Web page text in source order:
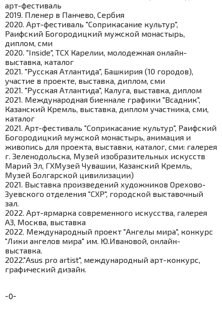
арт-фестиваль
2019. Пленер в Панчево, Сербия
2020. Арт-фестиваль "Соприкасание культур",
Раифский Богородицкий мужской монастырь,
диплом, сми
2020. "Inside", ТСХ Карелии, молодежная онлайн-
выставка, каталог
2021. "Русская Атлантида", Башкирия (10 городов),
участие в проекте, выставка, диплом, сми
2021. "Русская Атлантида", Калуга, выставка, диплом
2021. Международная биеннале графики "Всадник",
Казанский Кремль, выставка, диплом участника, сми,
каталог
2021. Арт-фестиваль "Соприкасание культур", Раифский
Богородицкий мужской монастырь, анимация и
живопись для проекта, выставки, каталог, сми: галерея
г. Зеленодольска, Музей изобразительных искусств
Марий Эл, ГХМузей Чувашии, Казанский Кремль,
Музей Болгарской цивилизации)
2021. Выставка произведений художников Орехово-
Зуевского отделения "СХР", городской выставочный
зал.
2022. Арт-ярмарка современного искусства, галерея
А3, Москва, выставка
2022. Международный проект "Ангелы мира", конкурс
"Лики ангелов мира" им. Ю.Ивановой, онлайн-
выставка.
2022."Asus pro artist", международный арт-конкурс,
графический дизайн.
-0-